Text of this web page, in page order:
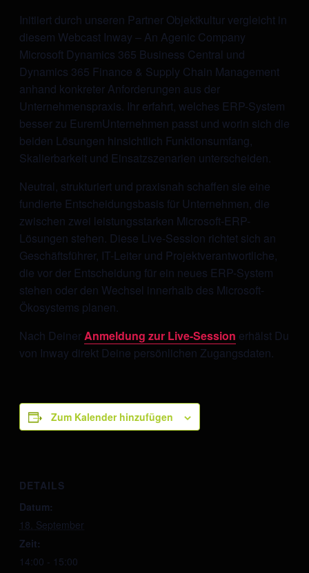
Initiiert durch unseren Partner Objektkultur vergleicht in
diesem Webcast Inway – An Agenic Company
Microsoft Dynamics 365 Business Central und
Dynamics 365 Finance & Supply Chain Management
anhand konkreter Anforderungen aus der
Unternehmenspraxis. Ihr erfahrt, welches ERP-System
besser zu EuremUnternehmen passt und worin sich die
beiden Lösungen hinsichtlich Funktionsumfang,
Skalierbarkeit und Einsatzszenarien unterscheiden.
Neutral, strukturiert und praxisnah schaffen sie eine
fundierte Entscheidungsbasis für Unternehmen, die
zwischen zwei leistungsstarken Microsoft-ERP-
Lösungen stehen. Diese Live-Session richtet sich an
Geschäftsführer, IT-Leiter und Projektverantwortliche,
die vor der Entscheidung für ein neues ERP-System
stehen oder den Wechsel innerhalb des Microsoft-
Ökosystems planen.
Nach DeinerAnmeldung zur Live-Session erhälst Du
von Inway direkt Deine persönlichen Zugangsdaten.
Zum Kalender hinzufügen
DETAILS
Datum:
18. September
Zeit:
14:00 - 15:00